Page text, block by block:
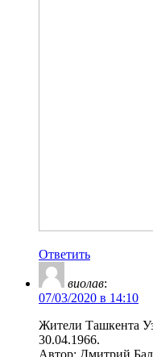
Ответить
виолав:
07/03/2020 в 14:10
Жители Ташкента
30.04.1966.
Автор: Дмитрий